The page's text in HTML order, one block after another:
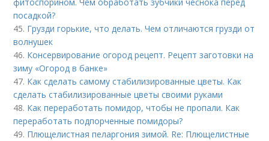
посадкой?
45. Грузди горькие, что делать. Чем отличаются грузди от
волнушек
46. Консервирование огород рецепт. Рецепт заготовки на
зиму «Огород в банке»
47. Как сделать самому стабилизированные цветы. Как
сделать стабилизированные цветы своими руками
48. Как переработать помидор, чтобы не пропали. Как
переработать подпорченные помидоры?
49. Плющелистная пеларгония зимой. Re: Плющелистные